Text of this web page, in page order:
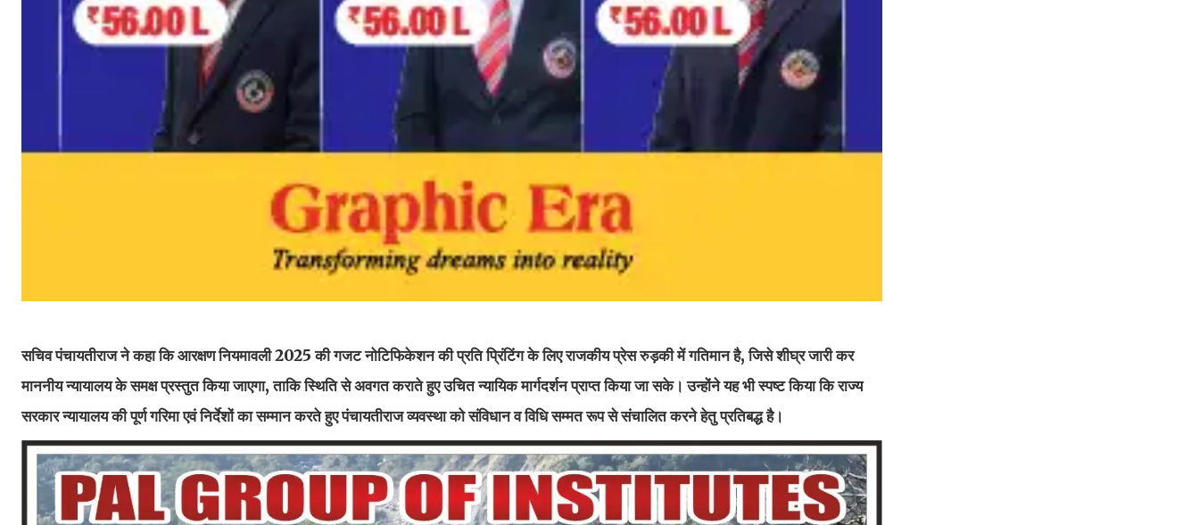
सचिव पंचायतीराज ने कहा कि आरक्षण नियमावली 2025 की गजट नोटिफिकेशन की प्रति प्रिंटिंग के लिए राजकीय प्रेस रुड़की में गतिमान है, जिसे शीघ्र जारी कर
माननीय न्यायालय के समक्ष प्रस्तुत किया जाएगा, ताकि स्थिति से अवगत कराते हुए उचित न्यायिक मार्गदर्शन प्राप्त किया जा सके। उन्होंने यह भी स्पष्ट किया कि राज्य
सरकार न्यायालय की पूर्ण गरिमा एवं निर्देशों का सम्मान करते हुए पंचायतीराज व्यवस्था को संविधान व विधि सम्मत रूप से संचालित करने हेतु प्रतिबद्ध है।